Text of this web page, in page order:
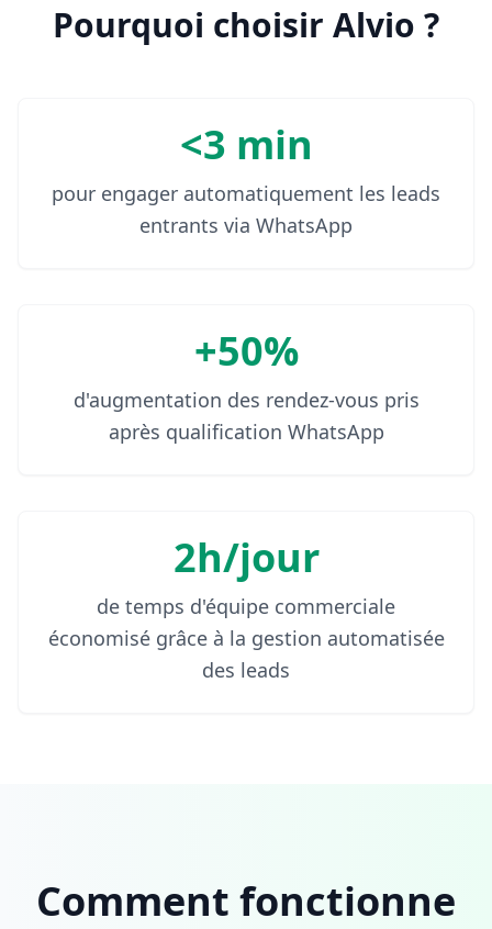
Pourquoi choisir Alvio ?
<3 min
pour engager automatiquement les leads
entrants via WhatsApp
+50%
d'augmentation des rendez-vous pris
après qualification WhatsApp
2h/jour
de temps d'équipe commerciale
économisé grâce à la gestion automatisée
des leads
Comment fonctionne